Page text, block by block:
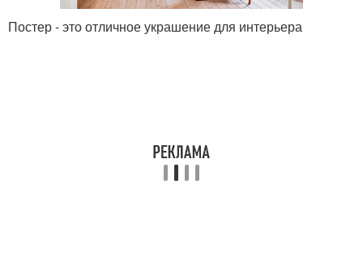
Постер - это отличное украшение для интерьера